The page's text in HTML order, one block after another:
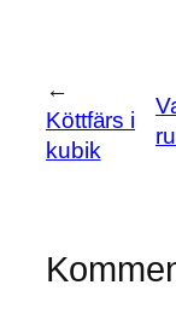
←
Köttfärs i
kubik